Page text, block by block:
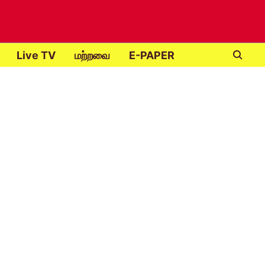
Live TV மற்றவை E-PAPER